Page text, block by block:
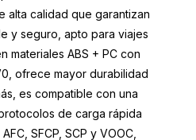
alta calidad que garantizan
y seguro, apto para viajes
materiales ABS + PC con
ofrece mayor durabilidad
es compatible con una
de carga rápida
SFCP, SCP y VOOC,